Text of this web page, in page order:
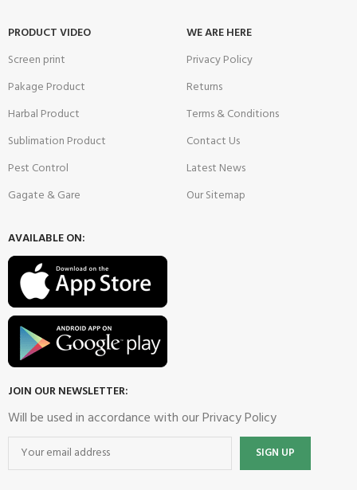
PRODUCT VIDEO
Screen print
Pakage Product
Harbal Product
Sublimation Product
Pest Control
Gagate & Gare
WE ARE HERE
Privacy Policy
Returns
Terms & Conditions
Contact Us
Latest News
Our Sitemap
AVAILABLE ON:
JOIN OUR NEWSLETTER:
Will be used in accordance with our Privacy Policy